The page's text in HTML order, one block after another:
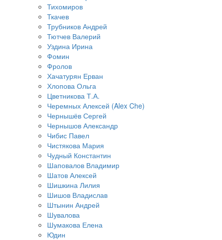
Тихомиров
Ткачев
Трубников Андрей
Тютчев Валерий
Уздина Ирина
Фомин
Фролов
Хачатурян Ерван
Хлопова Ольга
Цветникова Т.А.
Черемных Алексей (Alex Che)
Чернышёв Сергей
Чернышов Александр
Чибис Павел
Чистякова Мария
Чудный Константин
Шаповалов Владимир
Шатов Алексей
Шишкина Лилия
Шишов Владислав
Штынин Андрей
Шувалова
Шумакова Елена
Юдин